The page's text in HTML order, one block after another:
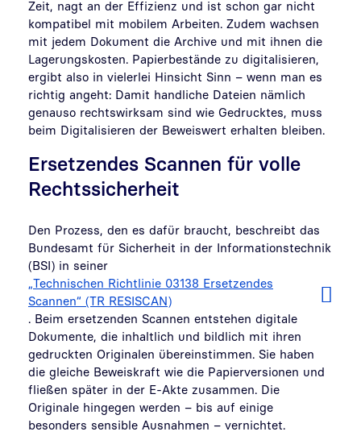
Zeit, nagt an der Effizienz und ist schon gar nicht
kompatibel mit mobilem Arbeiten. Zudem wachsen
mit jedem Dokument die Archive und mit ihnen die
Lagerungskosten. Papierbestände zu digitalisieren,
ergibt also in vielerlei Hinsicht Sinn – wenn man es
richtig angeht: Damit handliche Dateien nämlich
genauso rechtswirksam sind wie Gedrucktes, muss
beim Digitalisieren der Beweiswert erhalten bleiben.
Ersetzendes Scannen für volle
Rechtssicherheit
Den Prozess, den es dafür braucht, beschreibt das
Bundesamt für Sicherheit in der Informationstechnik
(BSI) in seiner
„Technischen Richtlinie 03138 Ersetzendes
Scannen“ (TR RESISCAN)
. Beim ersetzenden Scannen entstehen digitale
Dokumente, die inhaltlich und bildlich mit ihren
gedruckten Originalen übereinstimmen. Sie haben
die gleiche Beweiskraft wie die Papierversionen und
fließen später in der E-Akte zusammen. Die
Originale hingegen werden – bis auf einige
besonders sensible Ausnahmen – vernichtet.